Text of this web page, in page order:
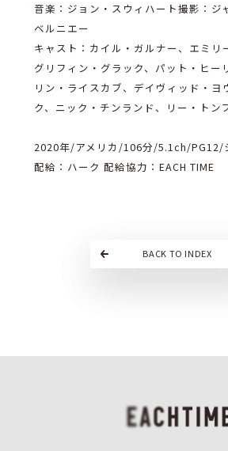
音楽：ジョン・スウィハート撮影：ジ
ベルニエー
キャスト：カイル・ガルナー、エミリ
グリフィン・グラック、パット・ヒー
リン・ライスカブ、デイヴィッド・ヨ
ク、ニック・チンランド、リー・トン
2020年/アメリカ/106分/5.1ch/PG12/
配給：ハーク 配給協力：EACH TIME
BACK TO INDEX